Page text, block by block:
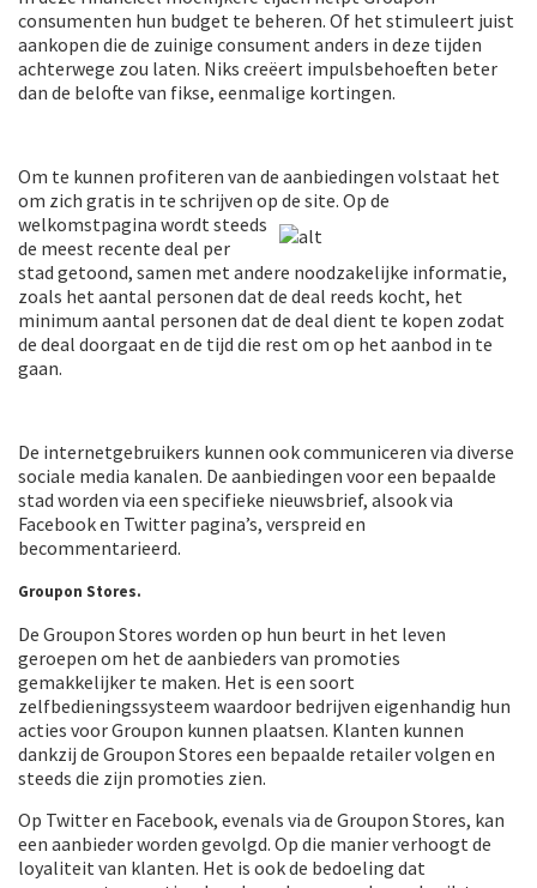
consumenten hun budget te beheren. Of het stimuleert juist
aankopen die de zuinige consument anders in deze tijden
achterwege zou laten. Niks creëert impulsbehoeften beter
dan de belofte van fikse, eenmalige kortingen.
Om te kunnen profiteren van de aanbiedingen volstaat het
om zich gratis in te schrijven op de site. Op de
welkomstpagina wordt steeds
de meest recente deal per
stad getoond, samen met andere noodzakelijke informatie,
zoals het aantal personen dat de deal reeds kocht, het
minimum aantal personen dat de deal dient te kopen zodat
de deal doorgaat en de tijd die rest om op het aanbod in te
gaan.
De internetgebruikers kunnen ook communiceren via diverse
sociale media kanalen. De aanbiedingen voor een bepaalde
stad worden via een specifieke nieuwsbrief, alsook via
Facebook en Twitter pagina’s, verspreid en
becommentarieerd.
Groupon Stores.
De Groupon Stores worden op hun beurt in het leven
geroepen om het de aanbieders van promoties
gemakkelijker te maken. Het is een soort
zelfbedieningssysteem waardoor bedrijven eigenhandig hun
acties voor Groupon kunnen plaatsen. Klanten kunnen
dankzij de Groupon Stores een bepaalde retailer volgen en
steeds die zijn promoties zien.
Op Twitter en Facebook, evenals via de Groupon Stores, kan
een aanbieder worden gevolgd. Op die manier verhoogt de
loyaliteit van klanten. Het is ook de bedoeling dat